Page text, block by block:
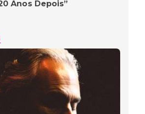
Anos Depois”